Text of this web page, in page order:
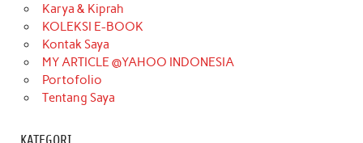
Karya & Kiprah
KOLEKSI E-BOOK
Kontak Saya
MY ARTICLE @YAHOO INDONESIA
Portofolio
Tentang Saya